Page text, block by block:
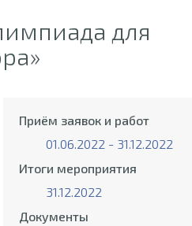
для
Приём заявок и работ
01.06.2022 - 31.12.2022
Итоги мероприятия
31.12.2022
Документы